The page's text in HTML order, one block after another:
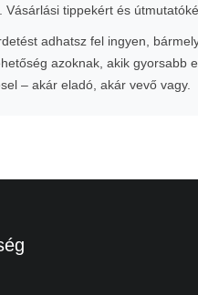
tippekért és
adhatsz fel ingyen,
azoknak, akik gyorsabb
– akár eladó, akár vevő vagy.